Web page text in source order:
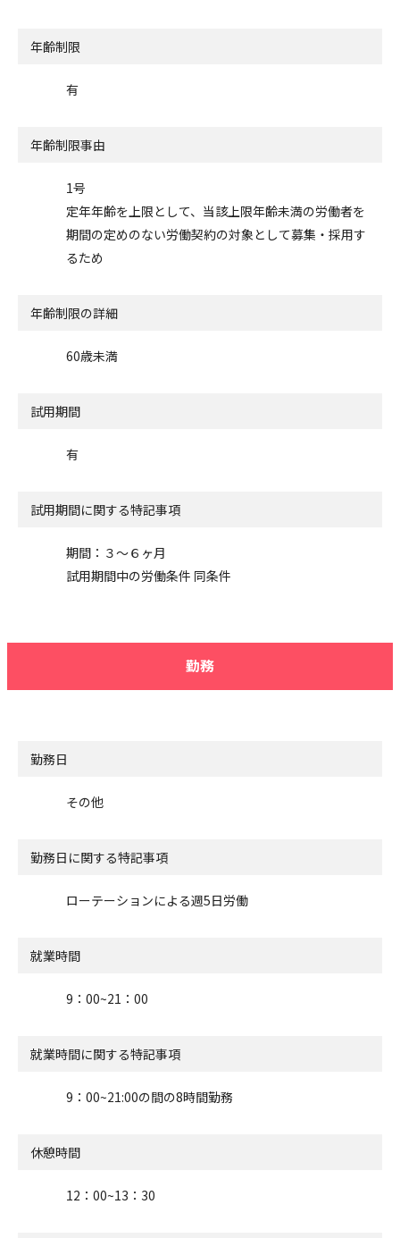
年齢制限
有
年齢制限事由
1号
定年年齢を上限として、当該上限年齢未満の労働者を
期間の定めのない労働契約の対象として募集・採用す
るため
年齢制限の詳細
60歳未満
試用期間
有
試用期間に関する特記事項
期間：３〜６ヶ月
試用期間中の労働条件 同条件
勤務
勤務日
その他
勤務日に関する特記事項
ローテーションによる週5日労働
就業時間
9：00~21：00
就業時間に関する特記事項
9：00~21:00の間の8時間勤務
休憩時間
12：00~13：30